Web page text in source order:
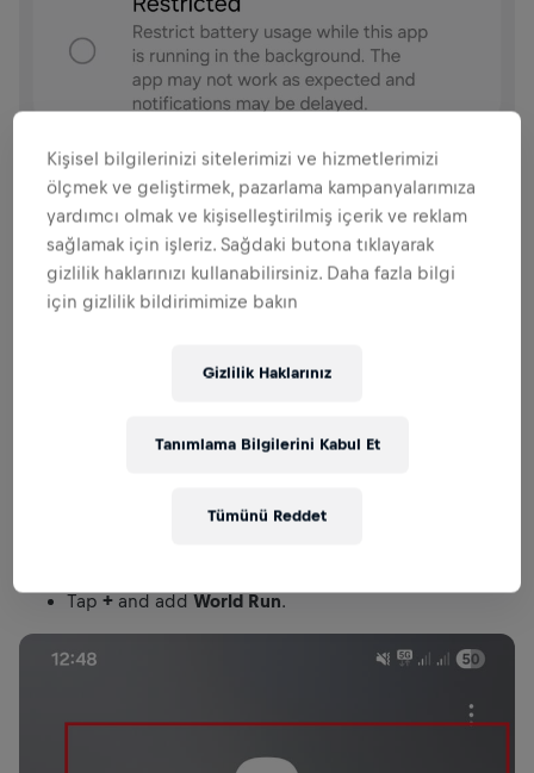
Step 2: Add to ‘Never Auto-Sleeping Apps’
Tap + and add World Run.
Kişisel bilgilerinizi sitelerimizi ve hizmetlerimizi
ölçmek ve geliştirmek, pazarlama kampanyalarımıza
yardımcı olmak ve kişiselleştirilmiş içerik ve reklam
sağlamak için işleriz. Sağdaki butona tıklayarak
gizlilik haklarınızı kullanabilirsiniz. Daha fazla bilgi
için gizlilik bildirimimize bakın
Gizlilik Haklarınız
Tümünü Reddet
Tanımlama Bilgilerini Kabul Et